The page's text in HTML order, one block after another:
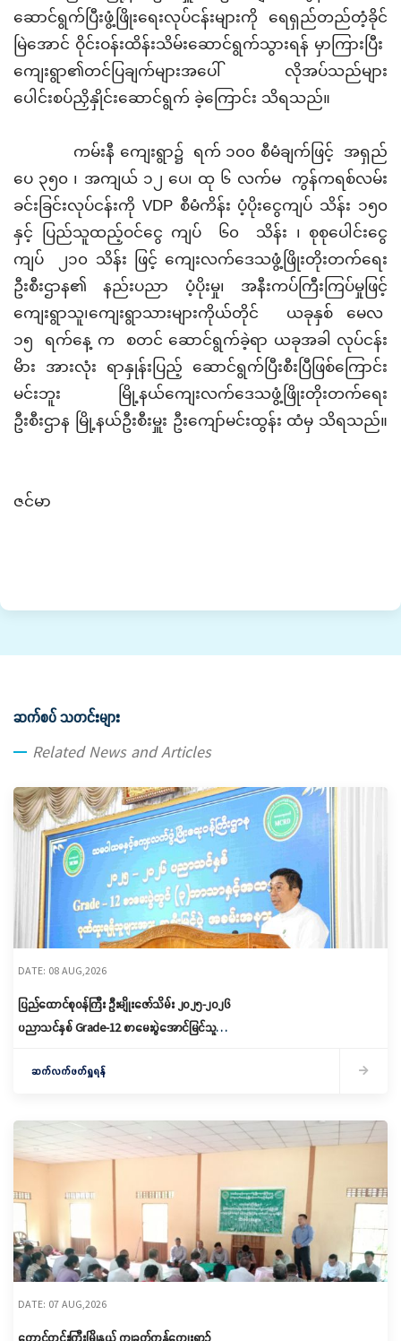
ဆောင်ရွက်ပြီးဖွံ့ဖြိုးရေးလုပ်ငန်းများကို ရေရှည်တည်တံ့ခိုင်
မြဲအောင် ဝိုင်းဝန်းထိန်းသိမ်းဆောင်ရွက်သွားရန် မှာကြားပြီး
ကျေးရွာ၏တင်ပြချက်များအပေါ် လိုအပ်သည်များ
ပေါင်းစပ်ညှိနှိုင်းဆောင်ရွက် ခဲ့ကြောင်း သိရသည်။
‎ ကမ်းနီ ကျေးရွာ၌ ရက် ၁၀၀ စီမံချက်ဖြင့် အရှည်
ပေ ၃၅၀ ၊ အကျယ် ၁၂ ပေ၊ ထု ၆ လက်မ ကွန်ကရစ်လမ်း
ခင်းခြင်းလုပ်ငန်းကို VDP စီမံကိန်း ပံ့ပိုးငွေကျပ် သိန်း ၁၅၀
နှင့် ပြည်သူထည့်ဝင်ငွေ ကျပ် ၆၀ သိန်း ၊ စုစုပေါင်းငွေ
ကျပ် ၂၁၀ သိန်း ဖြင့် ကျေးလက်ဒေသဖွံ့ဖြိုးတိုးတက်ရေး
ဦးစီးဌာန၏ နည်းပညာ ပံ့ပိုးမှု၊ အနီးကပ်ကြီးကြပ်မှုဖြင့်
ကျေးရွာသူ၊ကျေးရွာသားများကိုယ်တိုင် ယခုနှစ် မေလ
၁၅ ရက်နေ့ က စတင် ဆောင်ရွက်ခဲ့ရာ ယခုအခါ လုပ်ငန်း
မိား အားလုံး ရာနှုန်း‌ပြည့် ဆောင်ရွက်ပြီးစီးပြီဖြစ်ကြောင်း
မင်းဘူး မြို့နယ်ကျေးလက်ဒေသဖွံ့ဖြိုးတိုးတက်ရေး
ဦးစီးဌာန မြို့နယ်ဦးစီးမှူး ဦးကျော်မင်းထွန်း ထံမှ သိရသည်။
‎ဇင်မာ
ဆက်စပ် သတင်းများ
Related News and Articles
DATE: 08 AUG,2026
ပြည်ထောင်စုဝန်ကြီး ဦးမျိုးဇော်သိမ်း ၂၀၂၅-၂၀၂၆
ပညာသင်နှစ် Grade-12 စာမေးပွဲအောင်မြင်သူများ
ဆက်လက်ဖတ်ရှုရန်
DATE: 07 AUG,2026
တောင်တွင်းကြီးမြို့နယ် ကျခတ်ကန်ကျေးရွာ၌